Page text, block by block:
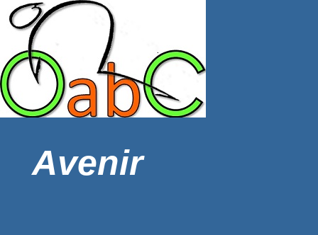
Avenir